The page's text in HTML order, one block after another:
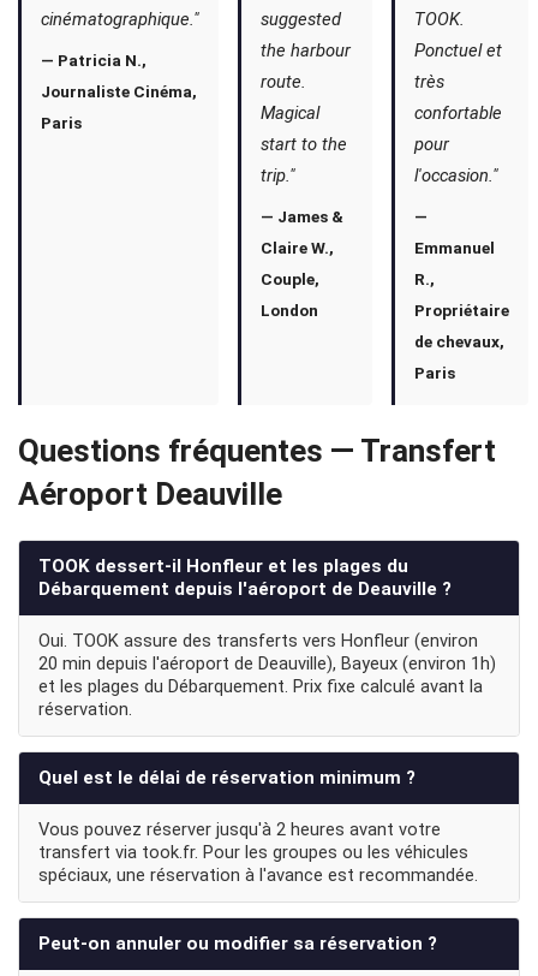
cinématographique."
— Patricia N.,
Journaliste Cinéma,
Paris
suggested
the harbour
route.
Magical
start to the
trip."
— James &
Claire W.,
Couple,
London
TOOK.
Ponctuel et
très
confortable
pour
l'occasion."
—
Emmanuel
R.,
Propriétaire
de chevaux,
Paris
Questions fréquentes — Transfert
Aéroport Deauville
TOOK dessert-il Honfleur et les plages du
Débarquement depuis l'aéroport de Deauville ?
Oui. TOOK assure des transferts vers Honfleur (environ
20 min depuis l'aéroport de Deauville), Bayeux (environ 1h)
et les plages du Débarquement. Prix fixe calculé avant la
réservation.
Quel est le délai de réservation minimum ?
Vous pouvez réserver jusqu'à 2 heures avant votre
transfert via took.fr. Pour les groupes ou les véhicules
spéciaux, une réservation à l'avance est recommandée.
Peut-on annuler ou modifier sa réservation ?